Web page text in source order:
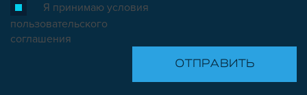
Я принимаю условия
пользовательского
соглашения